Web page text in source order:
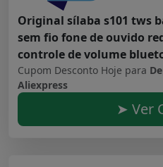
Original sílaba s101 tws
sem fio fone de ouvido
controle de volume
Cupom Desconto Hoje para
Aliexpress
➤ Ver